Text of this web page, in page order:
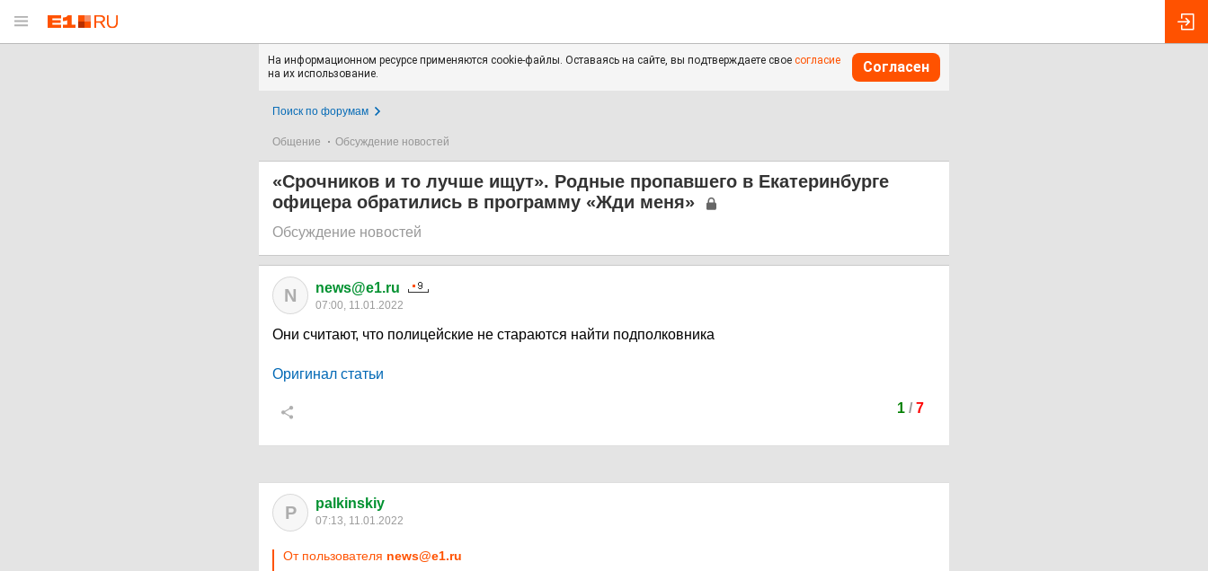
На информационном ресурсе применяются cookie-файлы. Оставаясь на сайте, вы подтверждаете свое согласие
на их использование.
Согласен
Поиск по форумам
Общение Обсуждение новостей
«Срочников и то лучше ищут». Родные пропавшего в Екатеринбурге
офицера обратились в программу «Жди меня»
Обсуждение новостей
N news@e1.ru
07:00, 11.01.2022
Они считают, что полицейские не стараются найти подполковника
Оригинал статьи
1/ 7
P palkinskiy
07:13, 11.01.2022
От пользователя news@e1.ru